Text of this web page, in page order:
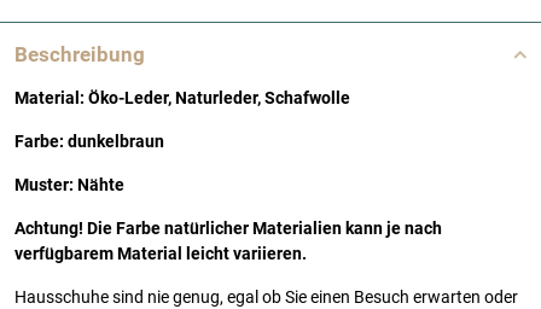
Beschreibung
Material: Öko-Leder, Naturleder, Schafwolle
Farbe: dunkelbraun
Muster: Nähte
Achtung! Die Farbe natürlicher Materialien kann je nach
verfügbarem Material leicht variieren.
Hausschuhe sind nie genug, egal ob Sie einen Besuch erwarten oder